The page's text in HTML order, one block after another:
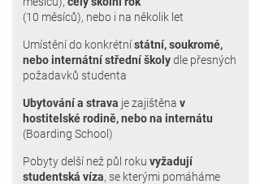
(10 měsíců), nebo i na několik let
Umístění do konkrétnístátní, soukromé,
nebo internátní střední školydle přesných
požadavků studenta
Ubytování a strava je zajištěna v
hostitelské rodině, nebo na internátu
(Boarding School)
Pobyty delší než půl roku vyžadují
studentská víza, se kterými pomáháme